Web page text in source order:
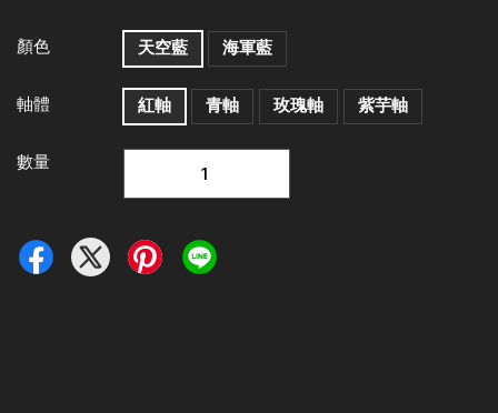
顏色 天空藍 海軍藍
軸體 紅軸 青軸 玫瑰軸 紫芋軸
數量